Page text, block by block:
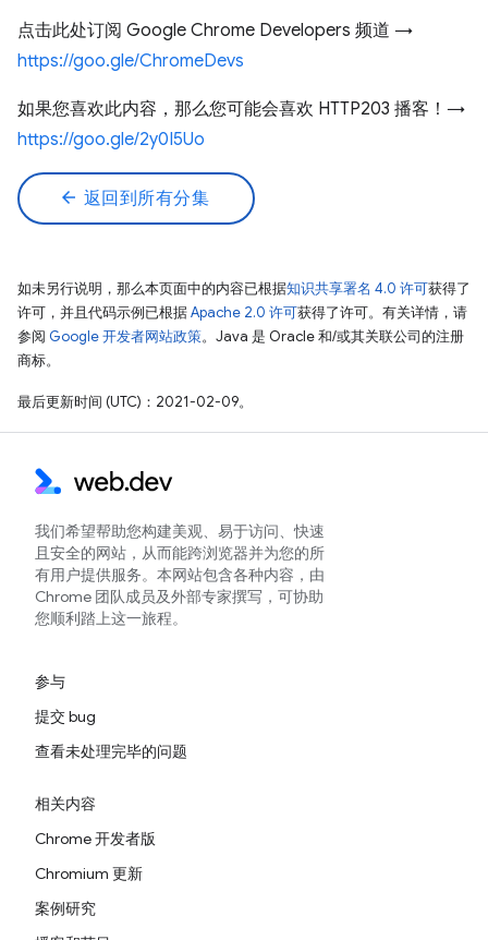
点击此处订阅 Google Chrome Developers 频道 →
https://goo.gle/ChromeDevs
如果您喜欢此内容，那么您可能会喜欢 HTTP203 播客！→
https://goo.gle/2y0I5Uo
arrow_back 返回到所有分集
如未另行说明，那么本页面中的内容已根据知识共享署名 4.0 许可获得了
许可，并且代码示例已根据Apache 2.0 许可获得了许可。有关详情，请
参阅 Google 开发者网站政策。Java 是 Oracle 和/或其关联公司的注册
商标。
最后更新时间 (UTC)：2021-02-09。
我们希望帮助您构建美观、易于访问、快速
且安全的网站，从而能跨浏览器并为您的所
有用户提供服务。本网站包含各种内容，由
Chrome 团队成员及外部专家撰写，可协助
您顺利踏上这一旅程。
参与
提交 bug
查看未处理完毕的问题
相关内容
Chrome 开发者版
Chromium 更新
案例研究